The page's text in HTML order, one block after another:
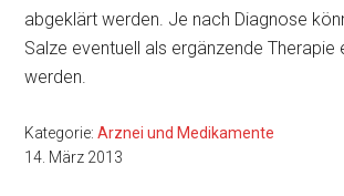
abgeklärt werden. Je nach Diagnose
Salze eventuell als ergänzende Therapie
werden.
Kategorie:Arznei und Medikamente
14. März 2013